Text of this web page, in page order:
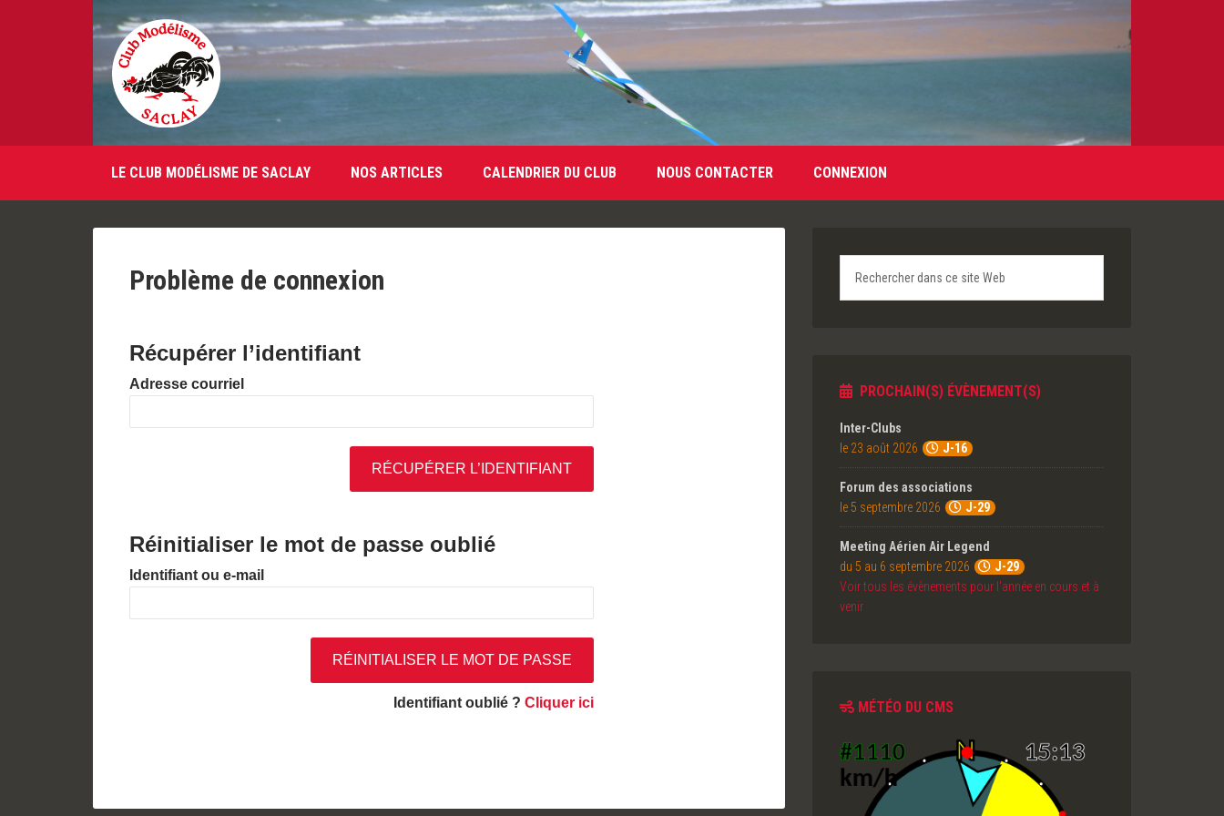
LE CLUB MODÉLISME DE SACLAY NOS ARTICLES CALENDRIER DU CLUB NOUS CONTACTER CONNEXION
Problème de connexion
Récupérer l’identifiant
Adresse courriel
Réinitialiser le mot de passe oublié
Identifiant ou e-mail
Identifiant oublié ? Cliquer ici
PROCHAIN(S) ÉVÈNEMENT(S)
Inter-Clubs
le 23 août 2026
J-16
Forum des associations
le 5 septembre 2026
J-29
Meeting Aérien Air Legend
du 5 au 6 septembre 2026
J-29
Voir tous les évènements pour l'année en cours et à
venir
MÉTÉO DU CMS